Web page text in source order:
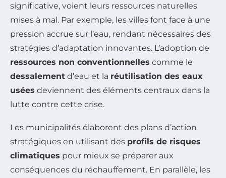
significative, voient leurs ressources naturelles
mises à mal. Par exemple, les villes font face à une
pression accrue sur l’eau, rendant nécessaires des
stratégies d’adaptation innovantes. L’adoption de
ressources non conventionnelles comme le
dessalement d’eau et la réutilisation des eaux
usées deviennent des éléments centraux dans la
lutte contre cette crise.
Les municipalités élaborent des plans d’action
stratégiques en utilisant des profils de risques
climatiques pour mieux se préparer aux
conséquences du réchauffement. En parallèle, les